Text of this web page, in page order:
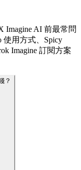
Imagine AI 前最常問
使用方式、Spicy
Imagine 訂閱方案
？